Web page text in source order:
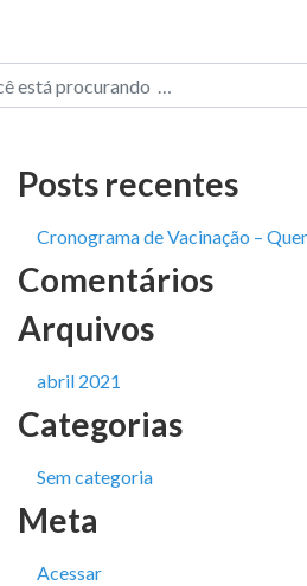
Posts recentes
Cronograma de Vacinação –
Comentários
Arquivos
abril 2021
Categorias
Sem categoria
Meta
Acessar